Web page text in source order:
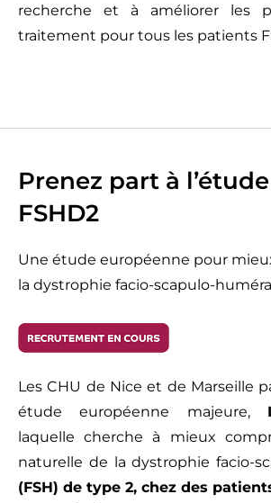
recherche et à améliorer les
traitement pour tous les patients
Prenez part à l’étude
FSHD2
Une étude européenne pour
la dystrophie facio-scapulo-
Les CHU de Nice et de Marseille
étude européenne majeure,
laquelle cherche à mieux
naturelle de la dystrophie facio-
(FSH) de type 2, chez des